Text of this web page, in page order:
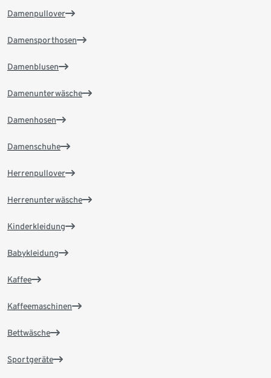
Damenpullover
Damensporthosen
Damenblusen
Damenunterwäsche
Damenhosen
Damenschuhe
Herrenpullover
Herrenunterwäsche
Kinderkleidung
Babykleidung
Kaffee
Kaffeemaschinen
Bettwäsche
Sportgeräte